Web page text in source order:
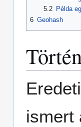
5.2
Példa
6 Geohash
ismert